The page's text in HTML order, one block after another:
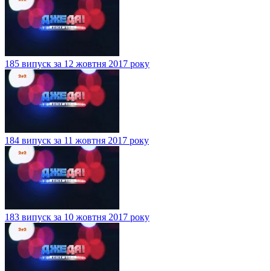
185 випуск за 12 жовтня 2017 року
184 випуск за 11 жовтня 2017 року
183 випуск за 10 жовтня 2017 року